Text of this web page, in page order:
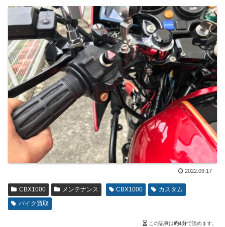
2022.09.17
CBX1000 メンテナンス CBX1000
カスタム
バイク買取
この記事は約4分で読めます。